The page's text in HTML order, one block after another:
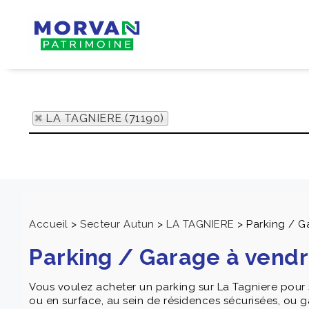
LA TAGNIERE (71190)
Accueil > Secteur Autun > LA TAGNIERE > Parking /
Parking / Garage à
Vous voulez acheter un parking sur La Tagniere
ou en surface, au sein de résidences sécurisées,